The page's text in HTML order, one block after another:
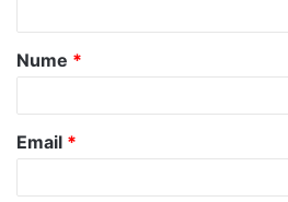
a
r
*
Nume *
Email *